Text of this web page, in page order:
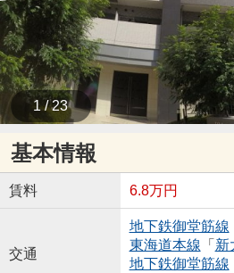
1 / 23
基本情報
賃料 6.8万円
交通
地下鉄御堂筋線
東海道本線 「 新
地下鉄御堂筋線